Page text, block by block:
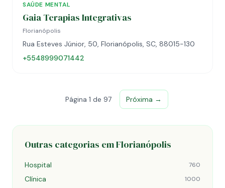
SAÚDE MENTAL
Gaia Terapias Integrativas
Florianópolis
Rua Esteves Júnior, 50, Florianópolis, SC, 88015-130
+5548999071442
Página 1 de 97 Próxima →
Outras categorias em Florianópolis
Hospital 760
Clínica 1000